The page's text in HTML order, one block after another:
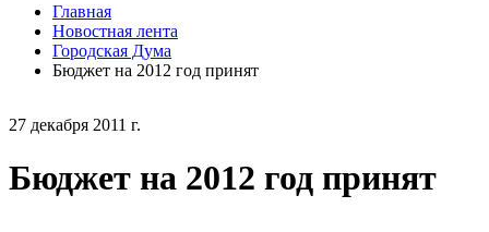
27 декабря 2011 г.
Бюджет на 2012 год принят
Главная
Новостная лента
Городская Дума
Бюджет на 2012 год принят